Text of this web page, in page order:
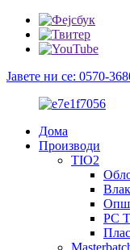
Јавете ни се: 0570-
Дома
Производи
TIO2
PC